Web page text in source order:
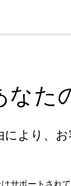
なた
より、
サポートされて